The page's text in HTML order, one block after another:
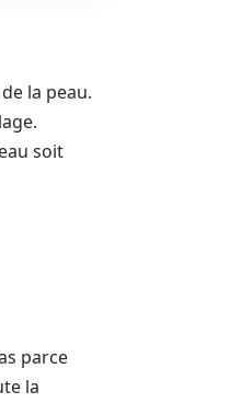
la peau.
soit
parce
la